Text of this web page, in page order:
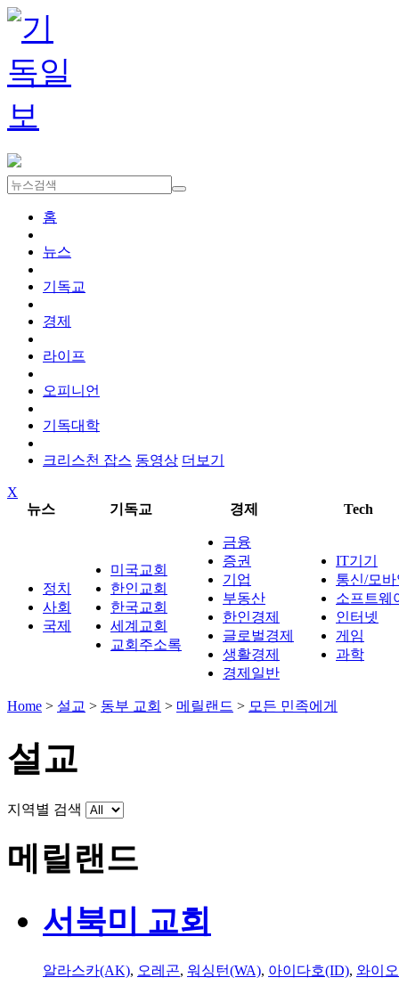
홈
뉴스
기독교
경제
라이프
오피니언
기독대학
크리스천 잡스 동영상 더보기
X
뉴스
기독교 경제 Tech
정치
사회
국제
미국교회
한인교회
한국교회
세계교회
교회주소록
금융
증권
기업
부동산
한인경제
글로벌경제
생활경제
경제일반
IT기기
통신/모
소프트웨
인터넷
게임
과학
Home > 설교 > 동부 교회 > 메릴랜드 > 모든 민족에게
설교
지역별 검색
메릴랜드
서북미 교회
알라스카(AK), 오레곤, 워싱턴(WA), 아이다호(ID), 와이